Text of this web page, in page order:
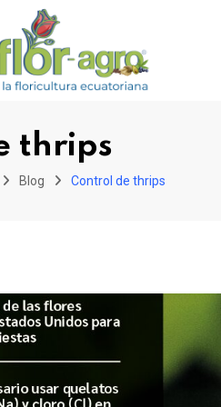
thrips
Blog Control de thrips